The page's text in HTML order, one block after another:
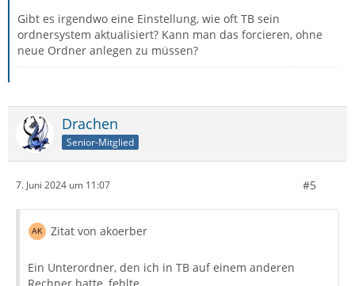
Gibt es irgendwo eine Einstellung, wie oft TB sein
ordnersystem aktualisiert? Kann man das forcieren, ohne
neue Ordner anlegen zu müssen?
Drachen
Senior-Mitglied
7. Juni 2024 um 11:07 #5
Zitat von akoerber
Ein Unterordner, den ich in TB auf einem anderen